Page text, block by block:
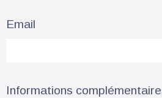
Email
Informations